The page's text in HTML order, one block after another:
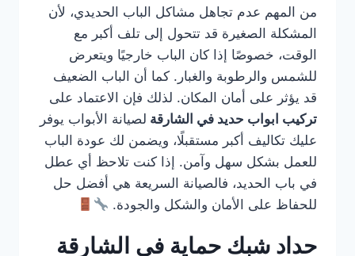
من المهم عدم تجاهل مشاكل الباب الحديدي، لأن
المشكلة الصغيرة قد تتحول إلى تلف أكبر مع
الوقت، خصوصًا إذا كان الباب خارجيًا ويتعرض
للشمس والرطوبة والغبار. كما أن الباب الضعيف
قد يؤثر على أمان المكان. لذلك فإن الاعتماد على
تركيب ابواب حديد في الشارقة لصيانة الأبواب يوفر
عليك تكاليف أكبر مستقبلًا، ويضمن لك عودة الباب
للعمل بشكل سهل وآمن. إذا كنت تلاحظ أي عطل
في باب الحديد، فالصيانة السريعة هي أفضل حل
للحفاظ على الأمان والشكل والجودة.
حداد شبك حماية في الشارقة